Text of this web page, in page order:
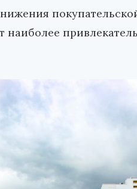
наиболее